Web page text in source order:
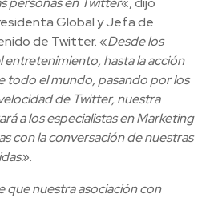
Global y Jefa de
de Twitter. «Desde los
hasta la acción
todo el mundo, pasando por los
de Twitter, nuestra
a los especialistas en Marketing
con la conversación de nuestras
que nuestra asociación con